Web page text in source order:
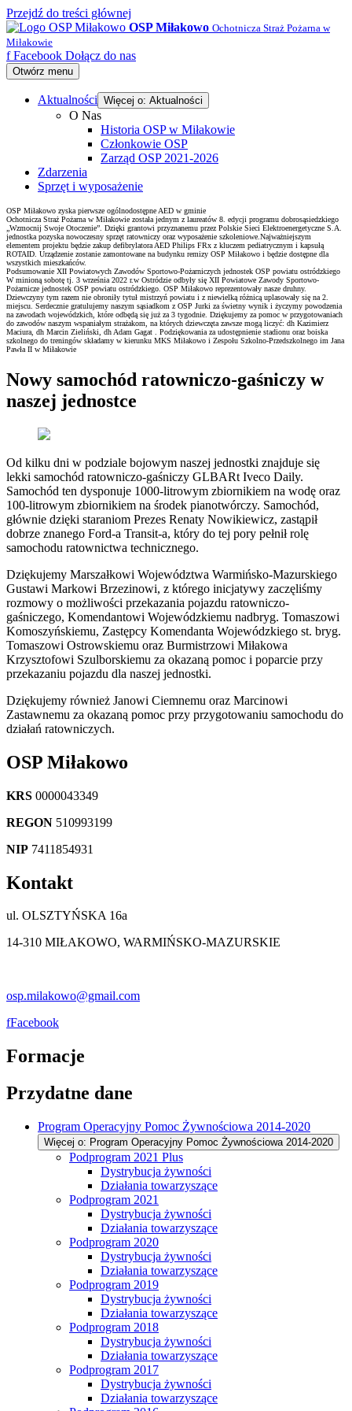
Przejdź do treści głównej
OSP Miłakowo Ochotnicza Straż Pożarna w
Miłakowie
f Facebook Dołącz do nas
Otwórz menu
Aktualności Więcej o: Aktualności
O Nas
Historia OSP w Miłakowie
Członkowie OSP
Zarząd OSP 2021-2026
Zdarzenia
Sprzęt i wyposażenie
OSP Miłakowo zyska pierwsze ogólnodostępne AED w gminie
Ochotnicza Straż Pożarna w Miłakowie została jednym z laureatów 8. edycji programu dobrosąsiedzkiego
„Wzmocnij Swoje Otoczenie”. Dzięki grantowi przyznanemu przez Polskie Sieci Elektroenergetyczne S.A.
jednostka pozyska nowoczesny sprzęt ratowniczy oraz wyposażenie szkoleniowe.Najważniejszym
elementem projektu będzie zakup defibrylatora AED Philips FRx z kluczem pediatrycznym i kapsułą
ROTAID. Urządzenie zostanie zamontowane na budynku remizy OSP Miłakowo i będzie dostępne dla
wszystkich mieszkańców.
Podsumowanie XII Powiatowych Zawodów Sportowo-Pożarniczych jednostek OSP powiatu ostródzkiego
W minioną sobotę tj. 3 września 2022 r.w Ostródzie odbyły się XII Powiatowe Zawody Sportowo-
Pożarnicze jednostek OSP powiatu ostródzkiego. OSP Miłakowo reprezentowały nasze druhny.
Dziewczyny tym razem nie obroniły tytuł mistrzyń powiatu i z niewielką różnicą uplasowały się na 2.
miejscu. Serdecznie gratulujemy naszym sąsiadkom z OSP Jurki za świetny wynik i życzymy powodzenia
na zawodach wojewódzkich, które odbędą się już za 3 tygodnie. Dziękujemy za pomoc w przygotowaniach
do zawodów naszym wspaniałym strażakom, na których dziewczęta zawsze mogą liczyć: dh Kazimierz
Maciura, dh Marcin Zieliński, dh Adam Gagat . Podziękowania za udostępnienie stadionu oraz boiska
szkolnego do treningów składamy w kierunku MKS Miłakowo i Zespołu Szkolno-Przedszkolnego im Jana
Pawła II w Miłakowie
Nowy samochód ratowniczo-gaśniczy w
naszej jednostce
Od kilku dni w podziale bojowym naszej jednostki znajduje się
lekki samochód ratowniczo-gaśniczy GLBARt Iveco Daily.
Samochód ten dysponuje 1000-litrowym zbiornikiem na wodę oraz
100-litrowym zbiornikiem na środek pianotwórczy. Samochód,
głównie dzięki staraniom Prezes Renaty Nowikiewicz, zastąpił
dobrze znanego Ford-a Transit-a, który do tej pory pełnił rolę
samochodu ratownictwa technicznego.
Dziękujemy Marszałkowi Województwa Warmińsko-Mazurskiego
Gustawi Markowi Brzezinowi, z którego inicjatywy zaczęliśmy
rozmowy o możliwości przekazania pojazdu ratowniczo-
gaśniczego, Komendantowi Wojewódzkiemu nadbryg. Tomaszowi
Komoszyńskiemu, Zastępcy Komendanta Wojewódzkiego st. bryg.
Tomaszowi Ostrowskiemu oraz Burmistrzowi Miłakowa
Krzysztofowi Szulborskiemu za okazaną pomoc i poparcie przy
przekazaniu pojazdu dla naszej jednostki.
Dziękujemy również Janowi Ciemnemu oraz Marcinowi
Zastawnemu za okazaną pomoc przy przygotowaniu samochodu do
działań ratowniczych.
OSP Miłakowo
KRS 0000043349
REGON 510993199
NIP 7411854931
Kontakt
ul. OLSZTYŃSKA 16a
14-310 MIŁAKOWO, WARMIŃSKO-MAZURSKIE
osp.milakowo@gmail.com
fFacebook
Formacje
Przydatne dane
Program Operacyjny Pomoc Żywnościowa 2014-2020
Więcej o: Program Operacyjny Pomoc Żywnościowa 2014-2020
Podprogram 2021 Plus
Dystrybucja żywności
Działania towarzyszące
Podprogram 2021
Dystrybucja żywności
Działania towarzyszące
Podprogram 2020
Dystrybucja żywności
Działania towarzyszące
Podprogram 2019
Dystrybucja żywności
Działania towarzyszące
Podprogram 2018
Dystrybucja żywności
Działania towarzyszące
Podprogram 2017
Dystrybucja żywności
Działania towarzyszące